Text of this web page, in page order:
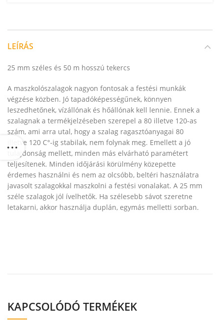
LEÍRÁS
25 mm széles és 50 m hosszú tekercs
A maszkolószalagok nagyon fontosak a festési munkák
végzése közben. Jó tapadóképességűnek, könnyen
leszedhetőnek, vízállónak és hőállónak kell lennie. Ennek a
szalagnak a termékjelzéseben szerepel a 80 illetve 120-as
szám, ami arra utal, hogy a szalag ragasztóanyagai 80
illetve 120 C°-ig stabilak, nem folynak meg. Emellett a jó
tulajdonság mellett, minden más elvárható paramétert
teljesítenek. Minden időjárási körülmény közepette
érdemes használni és nem az olcsóbb, beltéri használatra
javasolt szalagokkal maszkolni a festési vonalakat. A 25 mm
széle szalagok jól ívelhetők. Ha szélesebb sávot szeretne
letakarni, akkor használja duplán, egymás melletti sorban.
KAPCSOLÓDÓ TERMÉKEK